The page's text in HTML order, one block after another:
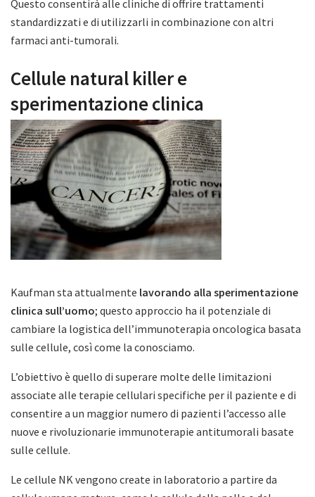
Questo consentirà alle cliniche di offrire trattamenti
standardizzati e di utilizzarli in combinazione con altri
farmaci anti-tumorali.
Cellule natural killer e
sperimentazione clinica
Kaufman sta attualmente lavorando alla sperimentazione
clinica sull’uomo; questo approccio ha il potenziale di
cambiare la logistica dell’immunoterapia oncologica basata
sulle cellule, così come la conosciamo.
L’obiettivo è quello di superare molte delle limitazioni
associate alle terapie cellulari specifiche per il paziente e di
consentire a un maggior numero di pazienti l’accesso alle
nuove e rivoluzionarie immunoterapie antitumorali basate
sulle cellule.
Le cellule NK vengono create in laboratorio a partire da